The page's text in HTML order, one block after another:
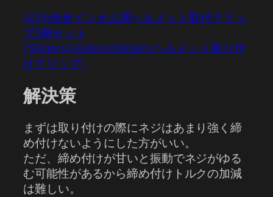
LEXIN合金インカム用ヘルメット取付クリッ
プ2個セット
(3Riders/4Riders/6Riders ヘルメット取り付
けクリップ)
解決策
まずは取り付けの際にネジはあまり強く締
め付けないようにした方がいい。
ただ、締め付けが甘いと振動でネジがゆる
む可能性があるから締め付けトルクの加減
は難しい。